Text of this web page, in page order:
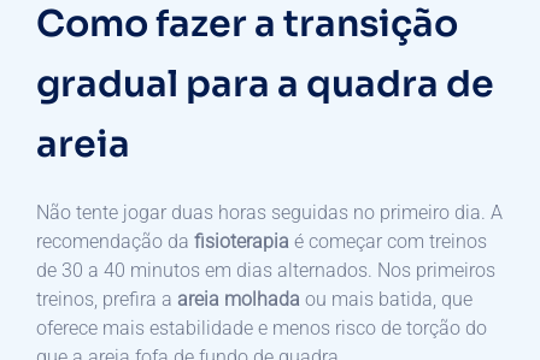
Como fazer a transição
gradual para a quadra de
areia
Não tente jogar duas horas seguidas no primeiro dia. A
recomendação da fisioterapia é começar com treinos
de 30 a 40 minutos em dias alternados. Nos primeiros
treinos, prefira a areia molhada ou mais batida, que
oferece mais estabilidade e menos risco de torção do